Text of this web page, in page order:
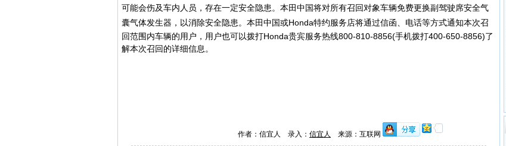
可能会伤及车内人员，存在一定安全隐患。本田中国将对所有召回对象车辆免费更换副驾驶席安全气
囊气体发生器，以消除安全隐患。 本田中国或Honda特约服务店将通过信函、电话等方式通知本次召
回范围内车辆的用户，用户也可以拨打Honda贵宾服务热线800-810-8856(手机拨打400-650-8856)了
解本次召回的详细信息。
作者：信宜人 录入： 信宜人 来源：互联网